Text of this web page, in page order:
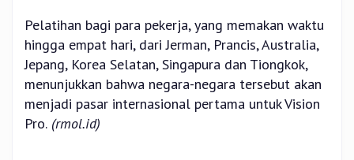
Pelatihan bagi para pekerja, yang memakan waktu
hingga empat hari, dari Jerman, Prancis, Australia,
Jepang, Korea Selatan, Singapura dan Tiongkok,
menunjukkan bahwa negara-negara tersebut akan
menjadi pasar internasional pertama untuk Vision
Pro. (rmol.id)